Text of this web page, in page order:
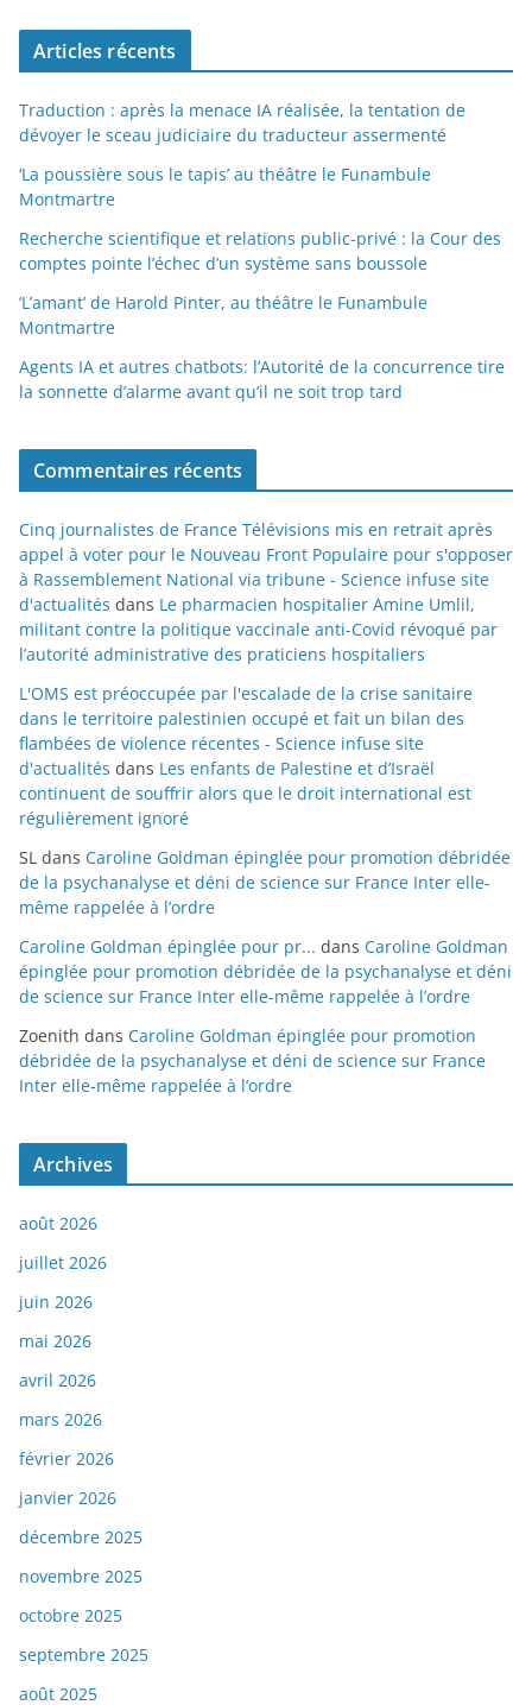
Articles récents
Traduction : après la menace IA réalisée, la tentation de
dévoyer le sceau judiciaire du traducteur assermenté
‘La poussière sous le tapis’ au théâtre le Funambule
Montmartre
Recherche scientifique et relations public-privé : la Cour des
comptes pointe l’échec d’un système sans boussole
‘L’amant’ de Harold Pinter, au théâtre le Funambule
Montmartre
Agents IA et autres chatbots: l’Autorité de la concurrence tire
la sonnette d’alarme avant qu’il ne soit trop tard
Commentaires récents
Cinq journalistes de France Télévisions mis en retrait après
appel à voter pour le Nouveau Front Populaire pour s'opposer
à Rassemblement National via tribune - Science infuse site
d'actualités dans Le pharmacien hospitalier Amine Umlil,
militant contre la politique vaccinale anti-Covid révoqué par
l’autorité administrative des praticiens hospitaliers
L'OMS est préoccupée par l'escalade de la crise sanitaire
dans le territoire palestinien occupé et fait un bilan des
flambées de violence récentes - Science infuse site
d'actualités dans Les enfants de Palestine et d’Israël
continuent de souffrir alors que le droit international est
régulièrement ignoré
SL dans Caroline Goldman épinglée pour promotion débridée
de la psychanalyse et déni de science sur France Inter elle-
même rappelée à l’ordre
Caroline Goldman épinglée pour pr... dans Caroline Goldman
épinglée pour promotion débridée de la psychanalyse et déni
de science sur France Inter elle-même rappelée à l’ordre
Zoenith dans Caroline Goldman épinglée pour promotion
débridée de la psychanalyse et déni de science sur France
Inter elle-même rappelée à l’ordre
Archives
août 2026
juillet 2026
juin 2026
mai 2026
avril 2026
mars 2026
février 2026
janvier 2026
décembre 2025
novembre 2025
octobre 2025
septembre 2025
août 2025